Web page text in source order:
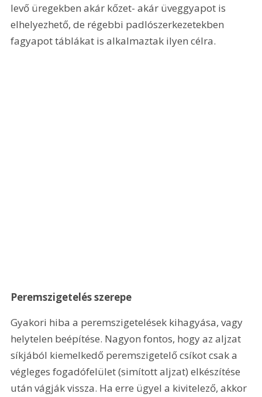
levő üregekben akár kőzet- akár üveggyapot is
elhelyezhető, de régebbi padlószerkezetekben
fagyapot táblákat is alkalmaztak ilyen célra.
Peremszigetelés szerepe
Gyakori hiba a peremszigetelések kihagyása, vagy
helytelen beépítése. Nagyon fontos, hogy az aljzat
síkjából kiemelkedő peremszigetelő csíkot csak a
végleges fogadófelület (simított aljzat) elkészítése
után vágják vissza. Ha erre ügyel a kivitelező, akkor